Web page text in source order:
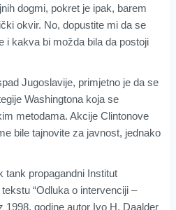
dogmi, pokret je ipak, barem
okvir. No, dopustite mi da se
i kakva bi možda bila da postoji
Jugoslavije, primjetno je da se
Washingtona koja se
metodama. Akcije Clintonove
bile tajnovite za javnost, jednako
tank propagandni Institut
“Odluka o intervenciji –
1998. godine autor Ivo H. Daalder